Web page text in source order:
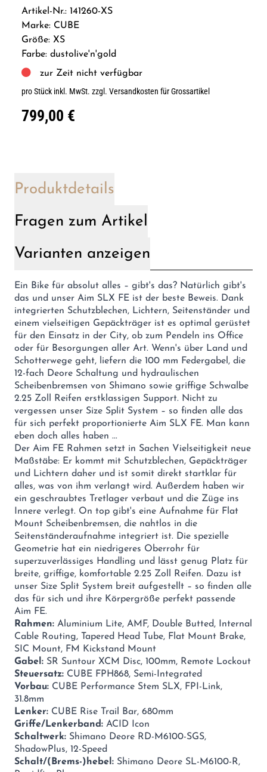
Artikel-Nr.: 141260-XS
Marke: CUBE
Größe: XS
Farbe: dustolive'n'gold
zur Zeit nicht verfügbar
pro Stück inkl. MwSt. zzgl. Versandkosten für Grossartikel
799,00 €
Produktdetails
Fragen zum Artikel
Varianten anzeigen
Ein Bike für absolut alles – gibt's das? Natürlich gibt's
das und unser Aim SLX FE ist der beste Beweis. Dank
integrierten Schutzblechen, Lichtern, Seitenständer und
einem vielseitigen Gepäckträger ist es optimal gerüstet
für den Einsatz in der City, ob zum Pendeln ins Office
oder für Besorgungen aller Art. Wenn's über Land und
Schotterwege geht, liefern die 100 mm Federgabel, die
12-fach Deore Schaltung und hydraulischen
Scheibenbremsen von Shimano sowie griffige Schwalbe
2.25 Zoll Reifen erstklassigen Support. Nicht zu
vergessen unser Size Split System – so finden alle das
für sich perfekt proportionierte Aim SLX FE. Man kann
eben doch alles haben ...
Der Aim FE Rahmen setzt in Sachen Vielseitigkeit neue
Maßstäbe: Er kommt mit Schutzblechen, Gepäckträger
und Lichtern daher und ist somit direkt startklar für
alles, was von ihm verlangt wird. Außerdem haben wir
ein geschraubtes Tretlager verbaut und die Züge ins
Innere verlegt. On top gibt's eine Aufnahme für Flat
Mount Scheibenbremsen, die nahtlos in die
Seitenständeraufnahme integriert ist. Die spezielle
Geometrie hat ein niedrigeres Oberrohr für
superzuverlässiges Handling und lässt genug Platz für
breite, griffige, komfortable 2.25 Zoll Reifen. Dazu ist
unser Size Split System breit aufgestellt – so finden alle
das für sich und ihre Körpergröße perfekt passende
Aim FE.
Rahmen: Aluminium Lite, AMF, Double Butted, Internal
Cable Routing, Tapered Head Tube, Flat Mount Brake,
SIC Mount, FM Kickstand Mount
Gabel: SR Suntour XCM Disc, 100mm, Remote Lockout
Steuersatz: CUBE FPH868, Semi-Integrated
Vorbau: CUBE Performance Stem SLX, FPI-Link,
31.8mm
Lenker: CUBE Rise Trail Bar, 680mm
Griffe/Lenkerband: ACID Icon
Schaltwerk: Shimano Deore RD-M6100-SGS,
ShadowPlus, 12-Speed
Schalt/(Brems-)hebel: Shimano Deore SL-M6100-R,